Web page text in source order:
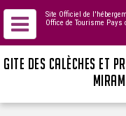
Site Officiel de
Office de Tourisme Pays
GITE DES CALÈCHES ET